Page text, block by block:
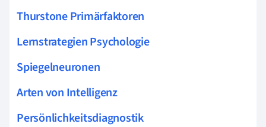
Thurstone Primärfaktoren
Lernstrategien Psychologie
Spiegelneuronen
Arten von Intelligenz
Persönlichkeitsdiagnostik